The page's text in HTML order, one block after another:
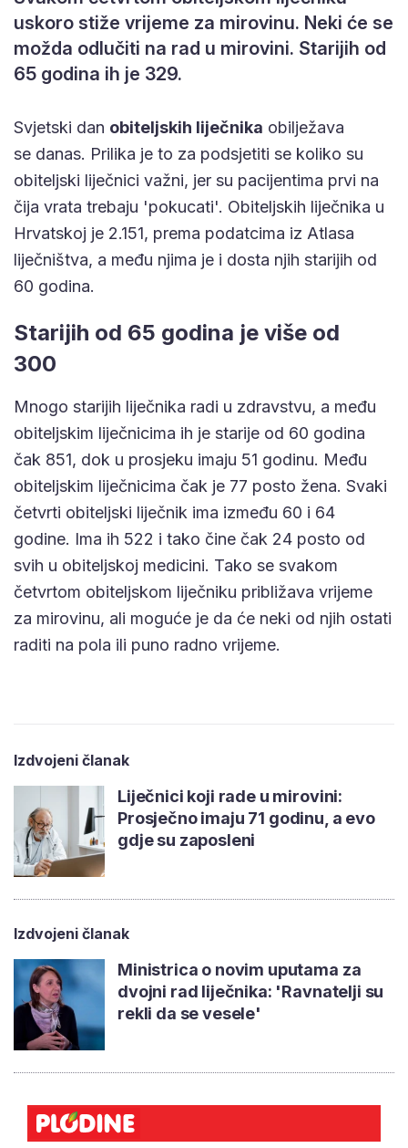
uskoro stiže vrijeme za mirovinu. Neki će se
možda odlučiti na rad u mirovini. Starijih od
65 godina ih je 329.
Svjetski dan obiteljskih liječnika obilježava
se danas. Prilika je to za podsjetiti se koliko su
obiteljski liječnici važni, jer su pacijentima prvi na
čija vrata trebaju 'pokucati'. Obiteljskih liječnika u
Hrvatskoj je 2.151, prema podatcima iz Atlasa
liječništva, a među njima je i dosta njih starijih od
60 godina.
Starijih od 65 godina je više od
300
Mnogo starijih liječnika radi u zdravstvu, a među
obiteljskim liječnicima ih je starije od 60 godina
čak 851, dok u prosjeku imaju 51 godinu. Među
obiteljskim liječnicima čak je 77 posto žena. Svaki
četvrti obiteljski liječnik ima između 60 i 64
godine. Ima ih 522 i tako čine čak 24 posto od
svih u obiteljskoj medicini. Tako se svakom
četvrtom obiteljskom liječniku približava vrijeme
za mirovinu, ali moguće je da će neki od njih ostati
raditi na pola ili puno radno vrijeme.
Izdvojeni članak
Liječnici koji rade u mirovini:
Prosječno imaju 71 godinu, a evo
gdje su zaposleni
Izdvojeni članak
Ministrica o novim uputama za
dvojni rad liječnika: 'Ravnatelji su
rekli da se vesele'